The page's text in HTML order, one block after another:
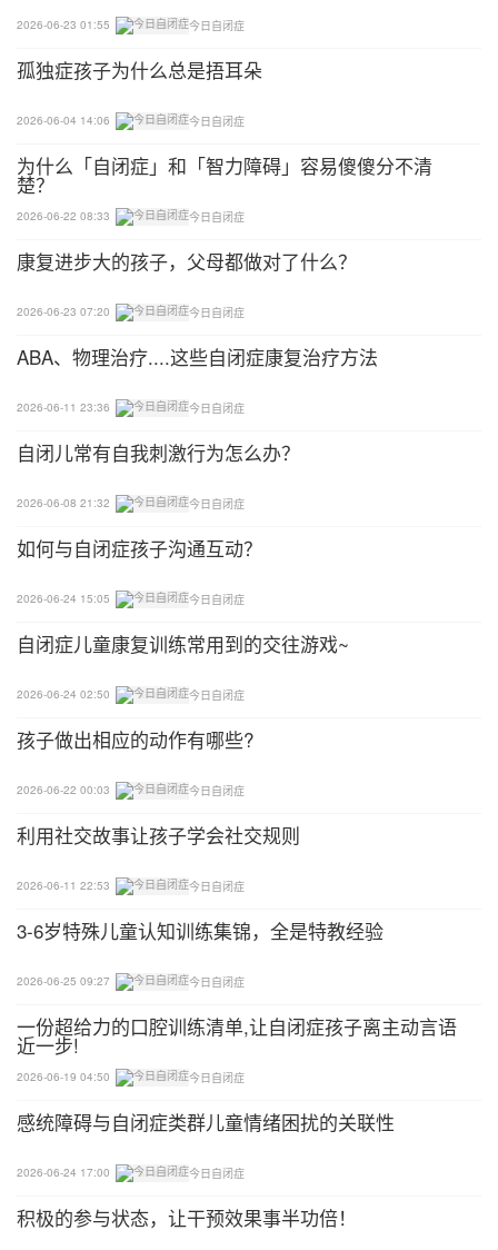
2026-06-23 01:55 今日自闭症
孤独症孩子为什么总是捂耳朵
2026-06-04 14:06 今日自闭症
为什么「自闭症」和「智力障碍」容易傻傻分不清
楚？
2026-06-22 08:33 今日自闭症
康复进步大的孩子，父母都做对了什么？
2026-06-23 07:20 今日自闭症
ABA、物理治疗....这些自闭症康复治疗方法
2026-06-11 23:36 今日自闭症
自闭儿常有自我刺激行为怎么办？
2026-06-08 21:32 今日自闭症
如何与自闭症孩子沟通互动？
2026-06-24 15:05 今日自闭症
自闭症儿童康复训练常用到的交往游戏~
2026-06-24 02:50 今日自闭症
孩子做出相应的动作有哪些?
2026-06-22 00:03 今日自闭症
利用社交故事让孩子学会社交规则
2026-06-11 22:53 今日自闭症
3-6岁特殊儿童认知训练集锦，全是特教经验
2026-06-25 09:27 今日自闭症
一份超给力的口腔训练清单,让自闭症孩子离主动言语
近一步!
2026-06-19 04:50 今日自闭症
感统障碍与自闭症类群儿童情绪困扰的关联性
2026-06-24 17:00 今日自闭症
积极的参与状态，让干预效果事半功倍！